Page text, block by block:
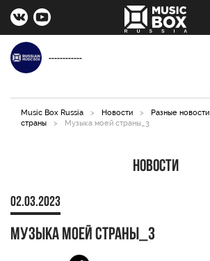
------------
Music Box Russia > Новости > Разные новости
страны
> Музыка моей страны_3
Новости
02.03.2023
Музыка моей страны_3